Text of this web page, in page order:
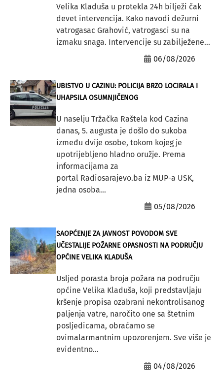
Velika Kladuša u protekla 24h bilježi čak
devet intervencija. Kako navodi dežurni
vatrogasac Grahović, vatrogasci su na
izmaku snaga. Intervencije su zabilježene...
06/08/2026
UBISTVO U CAZINU: POLICIJA BRZO LOCIRALA I
UHAPSILA OSUMNJIČENOG
U naselju Tržačka Raštela kod Cazina
danas, 5. augusta je došlo do sukoba
između dvije osobe, tokom kojeg je
upotrijebljeno hladno oružje. Prema
informacijama za
portal Radiosarajevo.ba iz MUP-a USK,
jedna osoba...
05/08/2026
SAOPĆENJE ZA JAVNOST POVODOM SVE
UČESTALIJE POŽARNE OPASNOSTI NA PODRUČJU
OPĆINE VELIKA KLADUŠA
Usljed porasta broja požara na području
općine Velika Kladuša, koji predstavljaju
kršenje propisa ozabrani nekontrolisanog
paljenja vatre, naročito one sa štetnim
posljedicama, obraćamo se
ovimalarmantnim upozorenjem. Sve više je
evidentno...
04/08/2026